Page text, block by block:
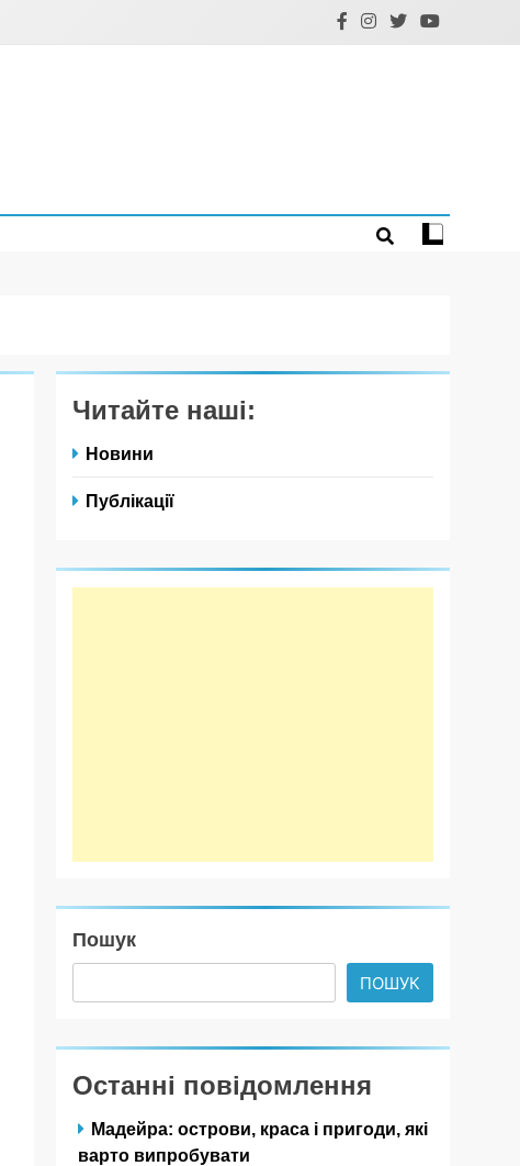
Читайте наші:
Новини
Публікації
Пошук
ПОШУК
Останні повідомлення
Мадейра: острови, краса і пригоди, які
варто випробувати